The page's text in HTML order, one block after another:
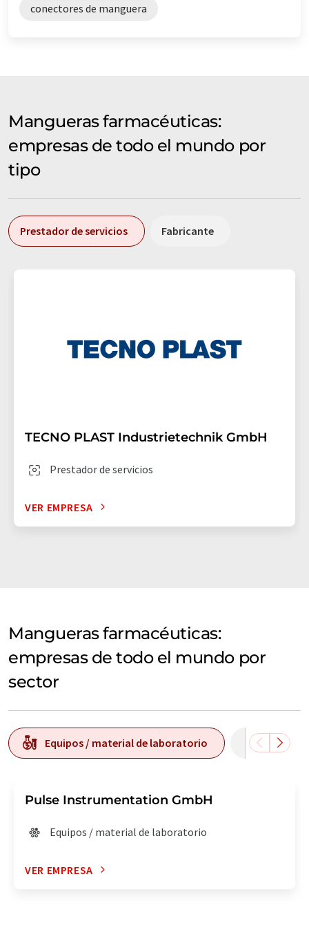
conectores de manguera
Mangueras farmacéuticas:
empresas de todo el mundo por
tipo
Prestador de servicios Fabricante
TECNO PLAST Industrietechnik GmbH
Prestador de servicios
VER EMPRESA
Mangueras farmacéuticas:
empresas de todo el mundo por
sector
Equipos / material de laboratorio
Pulse Instrumentation GmbH
Equipos / material de laboratorio
VER EMPRESA